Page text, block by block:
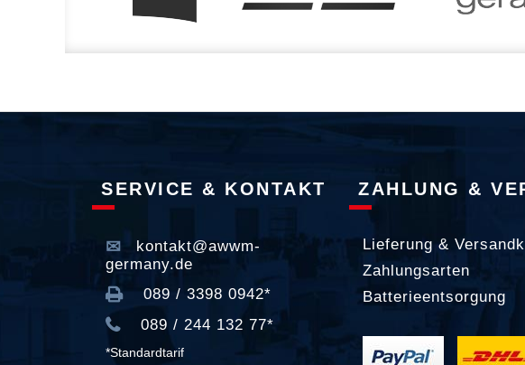
SERVICE & KONTAKT
kontakt@awwm-
germany.de
089 / 3398 0942*
089 / 244 132 77*
*Standardtarif
ZAHLUNG &
Lieferung &
Zahlungsarten
Batterieentsorgung